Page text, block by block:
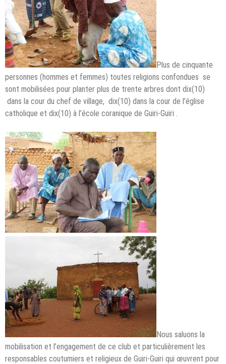
Plus de cinquante
personnes (hommes et femmes) toutes religions confondues se
sont mobilisées pour planter plus de trente arbres dont dix(10)
dans la cour du chef de village, dix(10) dans la cour de l’église
catholique et dix(10) à l’école coranique de Guiri-Guiri .
Nous saluons la
mobilisation et l’engagement de ce club et particulièrement les
responsables coutumiers et religieux de Guiri-Guiri qui œuvrent pour